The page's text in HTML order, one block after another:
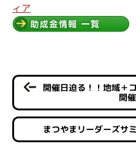
ィア
開催日迫る！！地域＋
開
まつやまリーダーズサ